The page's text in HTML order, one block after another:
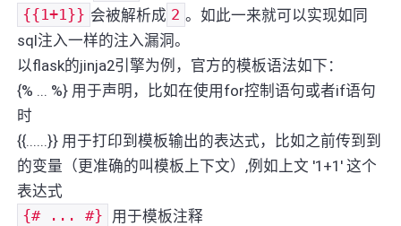
{{1+1}} 会被解析成 2 。如此一来就可以实现如同
sql注入一样的注入漏洞。
以flask的jinja2引擎为例，官方的模板语法如下：
{% ... %} 用于声明，比如在使用for控制语句或者if语句
时
{{......}} 用于打印到模板输出的表达式，比如之前传到到
的变量（更准确的叫模板上下文）,例如上文 '1+1' 这个
表达式
{# ... #} 用于模板注释